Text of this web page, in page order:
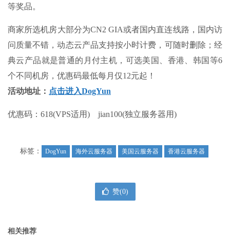
等奖品。
商家所选机房大部分为CN2 GIA或者国内直连线路，国内访
问质量不错，动态云产品支持按小时计费，可随时删除；经
典云产品就是普通的月付主机，可选美国、香港、韩国等6
个不同机房，优惠码最低每月仅12元起！
活动地址： 点击进入DogYun
优惠码：618(VPS适用) jian100(独立服务器用)
标签： DogYun 海外云服务器 美国云服务器 香港云服务器
赞(0)
相关推荐